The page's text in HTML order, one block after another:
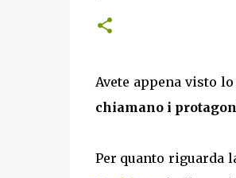
Avete appena visto lo
chiamano i
Per quanto riguarda